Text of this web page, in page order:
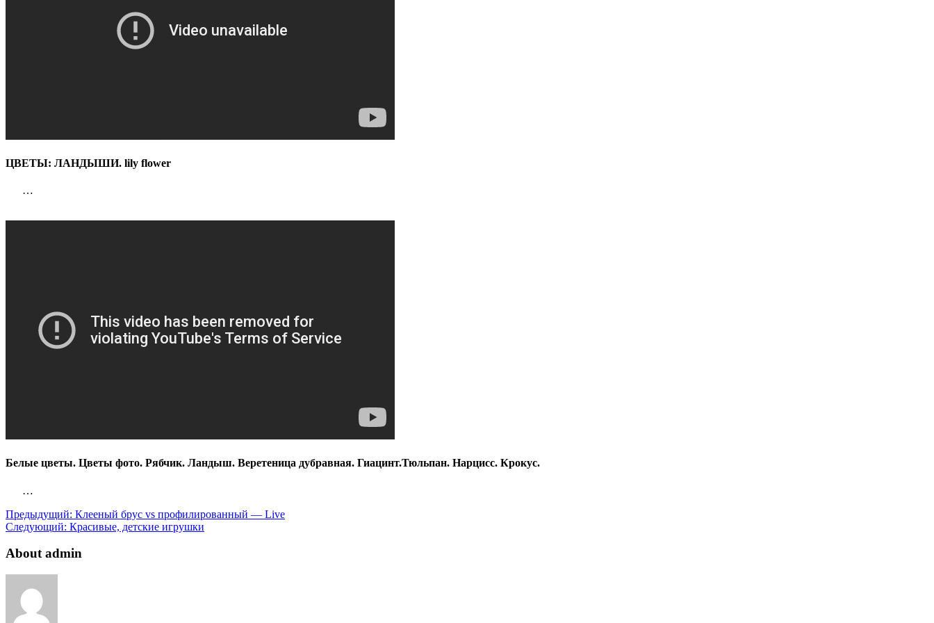
ЦВЕТЫ: ЛАНДЫШИ. lily flower
…
Белые цветы. Цветы фото. Рябчик. Ландыш. Веретеница дубравная. Гиацинт.Тюльпан. Нарцисс. Крокус.
…
Предыдущий: Клееный брус vs профилированный — Live
Следующий: Красивые, детские игрушки
About admin